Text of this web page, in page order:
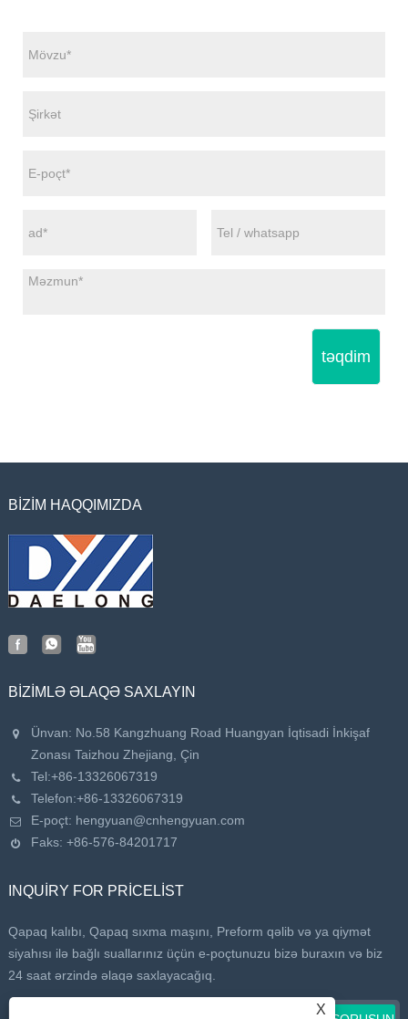
təqdim
X
BIZIM HAQQIMIZDA
BIZIMLƏ ƏLAQƏ SAXLAYIN
Ünvan: No.58 Kangzhuang Road Huangyan İqtisadi İnkişaf
Zonası Taizhou Zhejiang, Çin
Tel:+86-13326067319
Telefon:+86-13326067319
E-poçt: hengyuan@cnhengyuan.com
Faks: +86-576-84201717
INQUIRY FOR PRICELIST
Qapaq kalıbı, Qapaq sıxma maşını, Preform qəlib və ya qiymət
siyahısı ilə bağlı suallarınız üçün e-poçtunuzu bizə buraxın və biz
24 saat ərzində əlaqə saxlayacağıq.